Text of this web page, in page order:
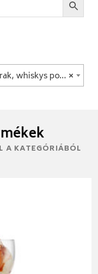
×
poharak
A KATEGÓRIÁBÓL